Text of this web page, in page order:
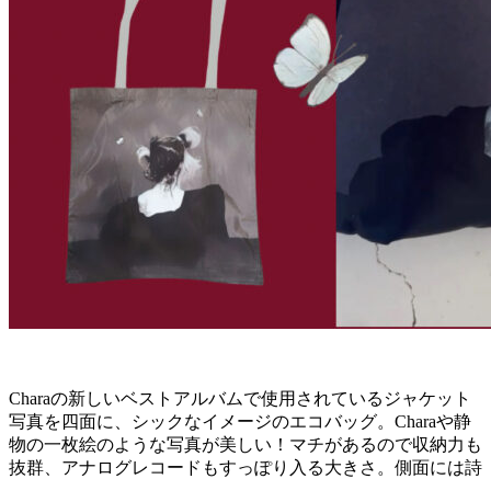
Charaの新しいベストアルバムで使用されているジャケット
写真を四面に、シックなイメージのエコバッグ。Charaや静
物の一枚絵のような写真が美しい！マチがあるので収納力も
抜群、アナログレコードもすっぽり入る大きさ。側面には詩